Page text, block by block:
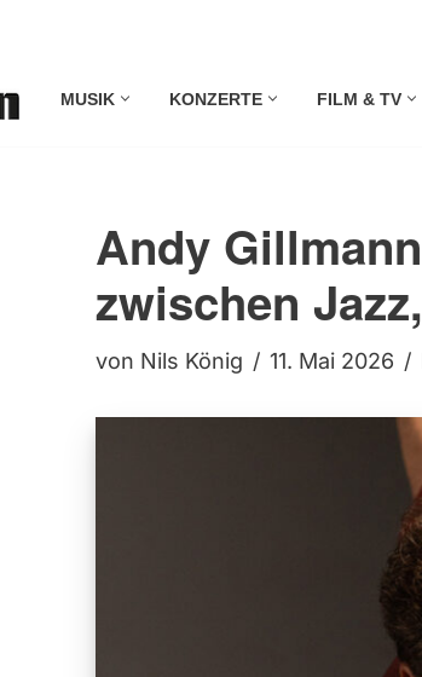
MUSIK KONZERTE FILM & TV
Andy
zwischen
von Nils König 11. Mai 2026